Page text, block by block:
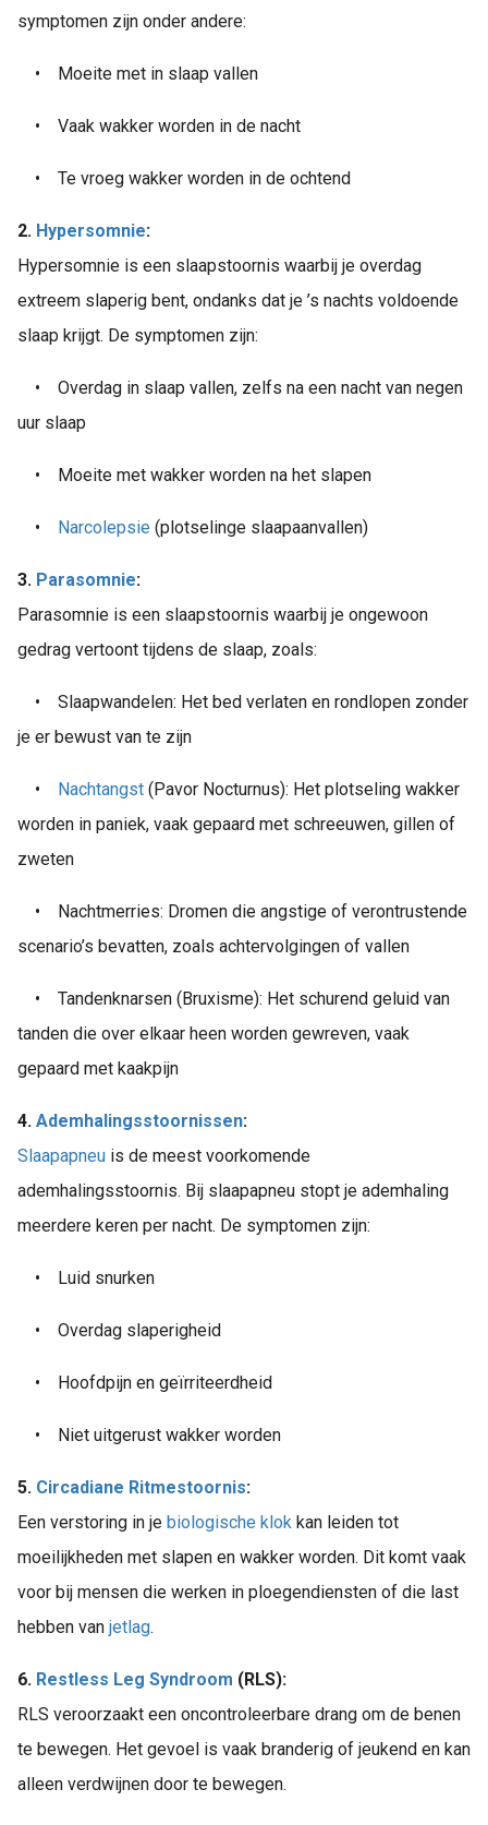
symptomen zijn onder andere:
• Moeite met in slaap vallen
• Vaak wakker worden in de nacht
• Te vroeg wakker worden in de ochtend
2. Hypersomnie:
Hypersomnie is een slaapstoornis waarbij je overdag
extreem slaperig bent, ondanks dat je ’s nachts voldoende
slaap krijgt. De symptomen zijn:
•
Overdag in slaap vallen, zelfs na een nacht van negen
uur slaap
• Moeite met wakker worden na het slapen
• Narcolepsie (plotselinge slaapaanvallen)
3. Parasomnie:
Parasomnie is een slaapstoornis waarbij je ongewoon
gedrag vertoont tijdens de slaap, zoals:
•
Slaapwandelen: Het bed verlaten en rondlopen zonder
je er bewust van te zijn
• Nachtangst (Pavor Nocturnus): Het plotseling wakker
worden in paniek, vaak gepaard met schreeuwen, gillen of
zweten
•
Nachtmerries: Dromen die angstige of verontrustende
scenario’s bevatten, zoals achtervolgingen of vallen
•
Tandenknarsen (Bruxisme): Het schurend geluid van
tanden die over elkaar heen worden gewreven, vaak
gepaard met kaakpijn
4. Ademhalingsstoornissen:
Slaapapneu is de meest voorkomende
ademhalingsstoornis. Bij slaapapneu stopt je ademhaling
meerdere keren per nacht. De symptomen zijn:
• Luid snurken
• Overdag slaperigheid
• Hoofdpijn en geïrriteerdheid
• Niet uitgerust wakker worden
5. Circadiane Ritmestoornis:
Een verstoring in je biologische klok kan leiden tot
moeilijkheden met slapen en wakker worden. Dit komt vaak
voor bij mensen die werken in ploegendiensten of die last
hebben van jetlag.
6. Restless Leg Syndroom (RLS):
RLS veroorzaakt een oncontroleerbare drang om de benen
te bewegen. Het gevoel is vaak branderig of jeukend en kan
alleen verdwijnen door te bewegen.